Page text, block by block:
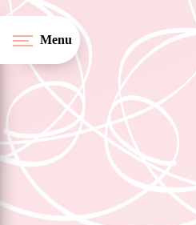
Panneau de gestion des cookies
Menu